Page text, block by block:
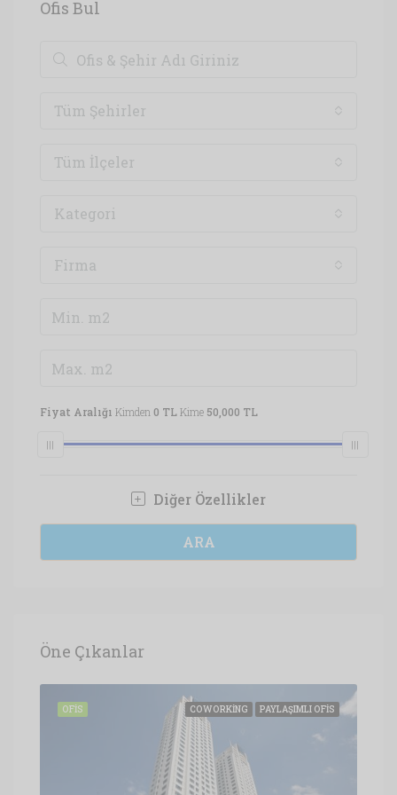
Ofis Bul
Tüm Şehirler
Tüm İlçeler
Kategori
Firma
Fiyat Aralığı Kimden 0 TLKime 50,000 TL
Diğer Özellikler
ARA
Öne Çıkanlar
COWORKING PAYLAŞIMLI OFIS
OFIS